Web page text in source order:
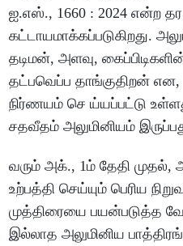
ஐ.எஸ்., 1660 : 2024 என்ற தர
கட்டாயமாக்கப்படுகிறது.
தடிமன், அளவு,
தட்பவெப்ப தாங்குதிறன் என,
நிர்ணயம் செ ய்யப்பட்டு
சதவீதம் அலுமினியம்
வரும் அக்., 1ம் தேதி முதல்,
உற்பத்தி செய்யும் பெரிய
முத்திரையை பயன்படுத்த
இல்லாத அலுமினிய